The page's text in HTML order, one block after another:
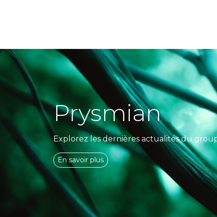
Prysmian
Explorez les dernières actualités du
En savoir plus